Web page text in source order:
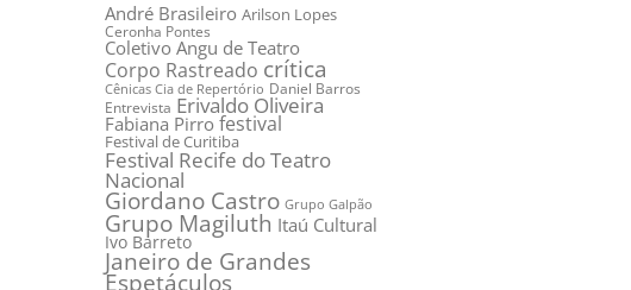
André Brasileiro Arilson Lopes
Ceronha Pontes
Coletivo Angu de Teatro
Corpo Rastreado crítica
Cênicas Cia de Repertório Daniel Barros
Entrevista Erivaldo Oliveira
Fabiana Pirro festival
Festival de Curitiba
Festival Recife do Teatro
Nacional
Giordano Castro Grupo Galpão
Grupo Magiluth Itaú Cultural
Ivo Barreto
Janeiro de Grandes
Espetáculos